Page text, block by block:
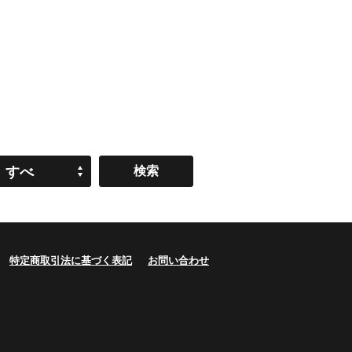
すべ
特定商取引法に基づく表記 お問い合わせ